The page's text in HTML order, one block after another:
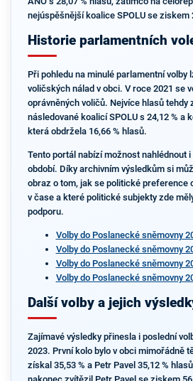
nejúspěšnější koalice SPOLU se ziskem
Historie parlamentních
Při pohledu na minulé parlamentní volby
voličských nálad v obci. V roce 2021 se
oprávněných voličů. Nejvíce hlasů tehdy
následované koalicí SPOLU s 24,12 % a
která obdržela 16,66 % hlasů.
Tento portál nabízí možnost nahlédnout
období. Díky archivním výsledkům si
obraz o tom, jak se politické preference
v čase a které politické subjekty zde
podporu.
Volby do Poslanecké sněmovny
Volby do Poslanecké sněmovny
Volby do Poslanecké sněmovny
Volby do Poslanecké sněmovny
Další volby a jejich
Zajímavé výsledky přinesla i poslední
2023. První kolo bylo v obci mimořádně
získal 35,53 % a Petr Pavel 35,12 %